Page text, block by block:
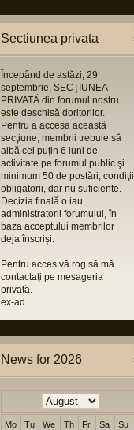
Sectiunea privata
Începând de astăzi, 29
septembrie, SECŢIUNEA
PRIVATĂ din forumul nostru
este deschisă doritorilor.
Pentru a accesa această
secţiune, membrii trebuie să
aibă cel puţin 6 luni de
activitate pe forumul public şi
minimum 50 de postări, condiţii
obligatorii, dar nu suficiente.
Decizia finală o iau
administratorii forumului, în
baza acceptului membrilor
deja înscriși.
Pentru acces vă rog să mă
contactaţi pe mesageria
privată.
ex-ad
News for 2026
Mo Tu We Th Fr Sa Su